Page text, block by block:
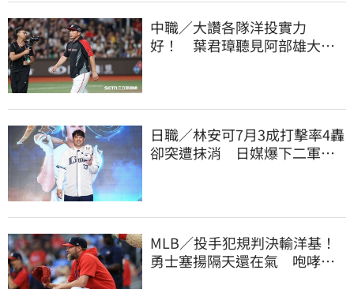
中職／大讚各隊洋投實力
好！ 葉君璋聽見阿部雄大被
日職／林安可7月3成打擊率4轟
卻突遭抹消 日媒爆下二軍背
MLB／投手犯規判決輸洋基！
勇士塞揚隔天還在氣 咆哮裁